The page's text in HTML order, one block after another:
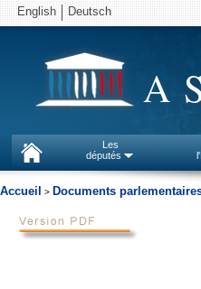
English Deutsch
Les
députés
Accueil > Documents